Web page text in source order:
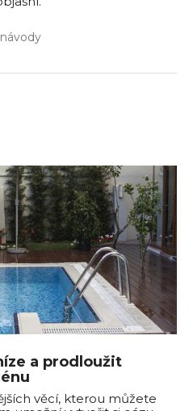
a prodloužit
věcí, kterou můžete